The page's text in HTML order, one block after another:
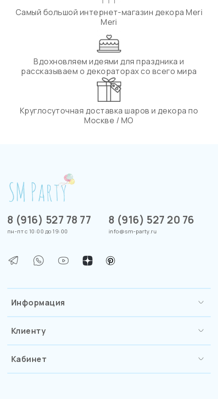
Самый большой интернет-магазин декора Meri
Meri
Вдохновляем идеями для праздника и
рассказываем о декораторах со всего мира
Круглосуточная доставка шаров и декора по
Москве / МО
Информация
Клиенту
Кабинет
8 (916) 527 78 77
пн-пт с 10:00 до 19:00
8 (916) 527 20 76
info@sm-party.ru